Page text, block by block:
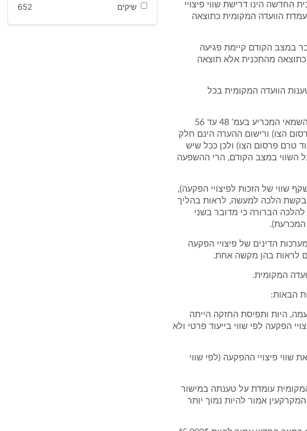
הינו דרישת שווי פיצויי
הוועדה המקומית כתוצאה
במצב הקודם קיימת פגיעה
כתוצאה מהתכנית אלא תוצאה
הוועדה המקומית בכל
לגבי השווי במצב הקודם (המישור השלישי), קובע השמאי המכריע בעמ' 48 עד 56
הצו) ורישום ההערה הינם חלק
טרם פרסום הצו) ולכן ככל שיש
במצב הקודם, הרי ההשפעה
שווי של הזכות לפיצויי הפקעה),
הלכה למעשה, לראות בהליך
הברורה כי מדובר בשני
הדינים של פיצויי הפקעה
המקומית.
הבאות:
היות ותפיסת החזקה הייתה
הפקעה לפי שווי בייעוד פרטי ולא
פיצויי ההפקעה (לפי שווי
עומדת על טענתה במישור
אמור להיות נמוך יותר
שיקים
652